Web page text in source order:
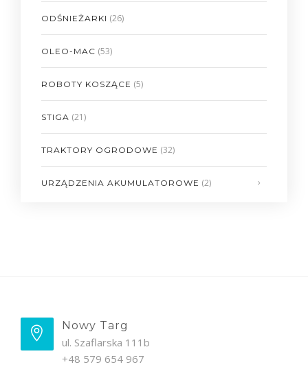
ODŚNIEŻARKI (26)
OLEO-MAC (53)
ROBOTY KOSZĄCE (5)
STIGA (21)
TRAKTORY OGRODOWE (32)
URZĄDZENIA AKUMULATOROWE (2)
Nowy Targ
ul. Szaflarska 111b
+48 579 654 967